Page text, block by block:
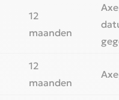
12
maanden
12
maanden